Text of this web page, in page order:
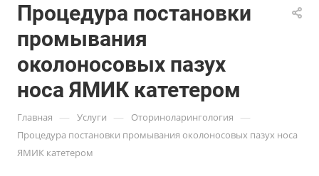
Процедура постановки
промывания
околоносовых пазух
носа ЯМИК катетером
Главная — Услуги — Оториноларингология —
Процедура постановки промывания околоносовых пазух носа
ЯМИК катетером